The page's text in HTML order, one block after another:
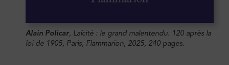
Alain Policar, Laïcité : le grand malentendu. 120 après la
loi de 1905, Paris, Flammarion, 2025, 240 pages.